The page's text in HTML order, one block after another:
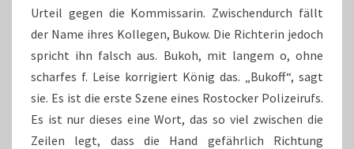
Urteil gegen die Kommissarin. Zwischendurch fällt
der Name ihres Kollegen, Bukow. Die Richterin jedoch
spricht ihn falsch aus. Bukoh, mit langem o, ohne
scharfes f. Leise korrigiert König das. „Bukoff“, sagt
sie. Es ist die erste Szene eines Rostocker Polizeirufs.
Es ist nur dieses eine Wort, das so viel zwischen die
Zeilen legt, dass die Hand gefährlich Richtung